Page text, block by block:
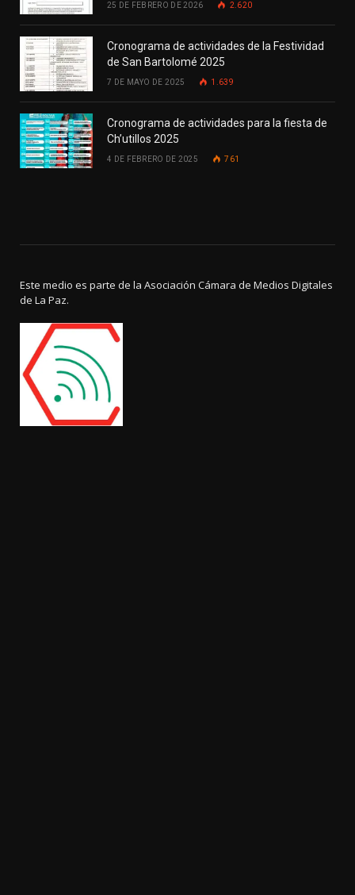
25 DE FEBRERO DE 2026 2.620
Cronograma de actividades de la Festividad
de San Bartolomé 2025
7 DE MAYO DE 2025 1.639
Cronograma de actividades para la fiesta de
Ch’utillos 2025
4 DE FEBRERO DE 2025 761
Este medio es parte de la Asociación Cámara de Medios Digitales
de La Paz.